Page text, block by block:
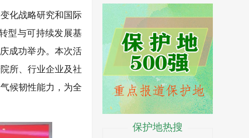
化战略研究和国际
型与可持续发展基
成功举办。本次活
所、行业企业及社
候韧性能力，为全
保护地热搜